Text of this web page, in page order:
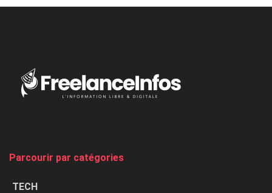
Nigeria,
Parcourir par catégories
TECH